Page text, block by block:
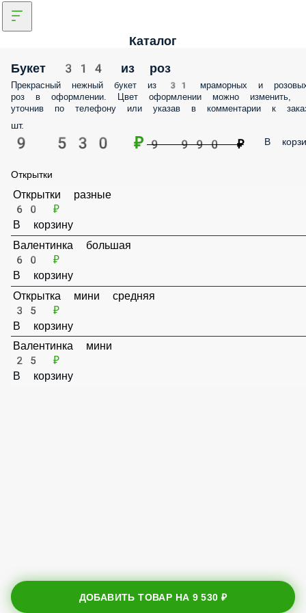
Каталог
Букет 314 из роз
Прекрасный нежный букет из 31 мраморных и
розовых роз в оформлении. Цвет оформлении можно
изменить, уточнив по телефону или указав в
шт.
9 530 ₽
Открытки разные
60 ₽
В корзину
Валентинка большая
60 ₽
В корзину
Открытка мини средняя
35 ₽
В корзину
Валентинка мини
ДОБАВИТЬ ТОВАР НА 9 530 ₽